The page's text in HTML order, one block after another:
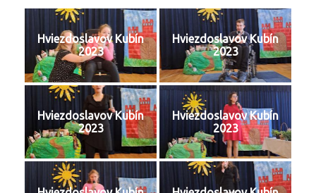
Hviezdoslavov Kubín
2023
Hviezdoslavov Kubín
2023
Hviezdoslavov Kubín
2023
Hviezdoslavov Kubín
2023